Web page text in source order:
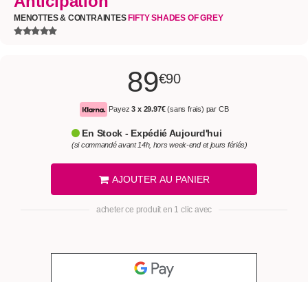
MENOTTES & CONTRAINTES FIFTY SHADES OF GREY
89€90
Payez3 x 29.97€(sans frais) par CB
En Stock - Expédié Aujourd'hui
(si commandé avant 14h, hors week-end et jours fériés)
AJOUTER AU PANIER
acheter ce produit en 1 clic avec